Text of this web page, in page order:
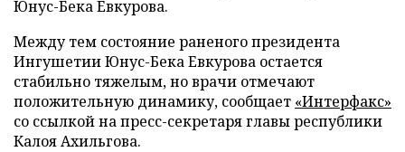
Юнус-Бека Евкурова.
Между тем состояние раненого президента
Ингушетии Юнус-Бека Евкурова остается
стабильно тяжелым, но врачи отмечают
положительную динамику, сообщает «Интерфакс»
со ссылкой на пресс-секретаря главы республики
Калоя Ахильгова.